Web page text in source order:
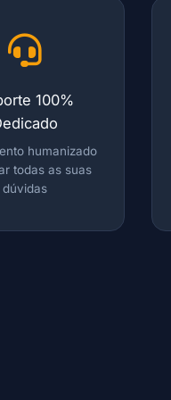
100%
humanizado
todas as suas
dúvidas